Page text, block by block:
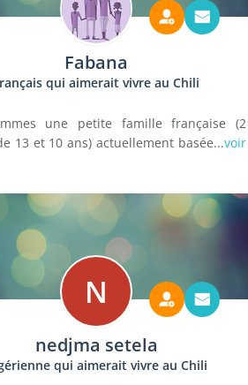
Fabana
qui aimerait vivre au Chili
une petite famille française (2
13 et 10 ans) actuellement basée...voir
N
nedjma setela
qui aimerait vivre au Chili